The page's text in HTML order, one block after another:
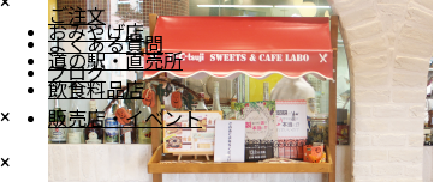
壁面陳列棚
ラウンド・六角陳列台
トレイラック
システム什器
レジカンター
シェルフラック
おみやげ店
道の駅・直売所
飲食料品店
販売店・イベント
×
ご注文
よくある質問
ブログ
×